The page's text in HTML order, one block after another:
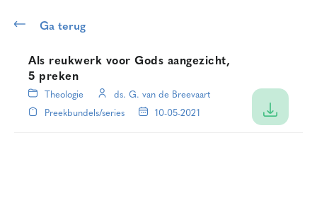
Ga terug
Als reukwerk voor Gods aangezicht,
5 preken
Theologie
ds. G. van de Breevaart
Preekbundels/series
10-05-2021